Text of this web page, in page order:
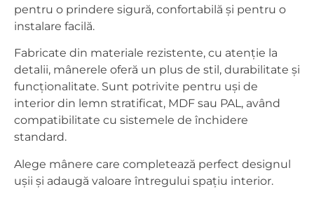
pentru o prindere sigură, confortabilă și pentru o
instalare facilă.
Fabricate din materiale rezistente, cu atenție la
detalii, mânerele oferă un plus de stil, durabilitate și
funcționalitate. Sunt potrivite pentru uși de
interior din lemn stratificat, MDF sau PAL, având
compatibilitate cu sistemele de închidere
standard.
Alege mânere care completează perfect designul
ușii și adaugă valoare întregului spațiu interior.